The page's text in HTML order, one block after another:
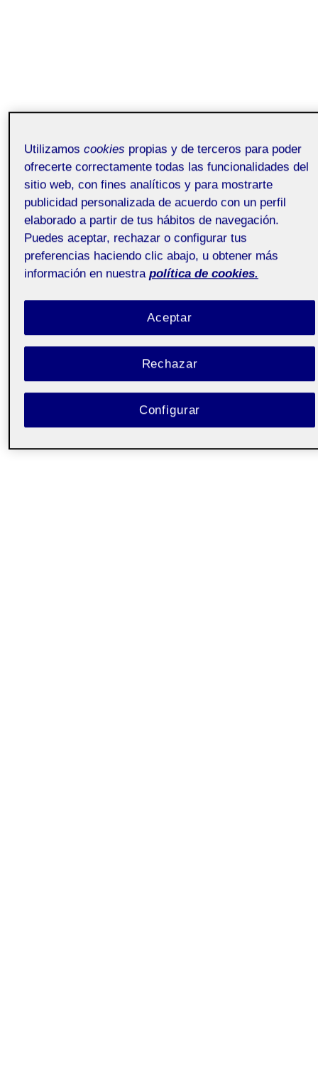
Utilizamos cookies propias y de terceros para poder
ofrecerte correctamente todas las funcionalidades del
sitio web, con fines analíticos y para mostrarte
publicidad personalizada de acuerdo con un perfil
elaborado a partir de tus hábitos de navegación.
Puedes aceptar, rechazar o configurar tus
preferencias haciendo clic abajo, u obtener más
información en nuestra política de cookies.
Rechazar
Aceptar
Configurar